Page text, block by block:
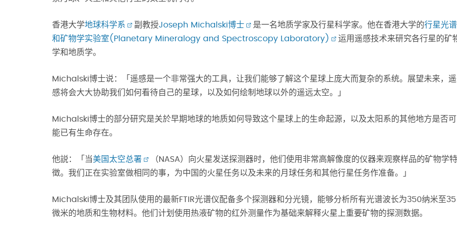
香港大学地球科学系 副教授Joseph Michalski博士 是一名地质学家及行星科学家。他在香港大学的行星光谱
和矿物学实验室(Planetary Mineralogy and Spectroscopy Laboratory)
运用遥感技术来研究各行星的矿
学和地质学。
Michalski博士说：「遥感是一个非常强大的工具，让我们能够了解这个星球上庞大而复杂的系统。展望未来，遥
感将会大大协助我们如何看待自己的星球，以及如何绘制地球以外的遥远太空。」
Michalski博士的部分研究是关於早期地球的地质如何导致这个星球上的生命起源，以及太阳系的其他地方是否可
能已有生命存在。
他説：「当美国太空总署
（NASA）向火星发送探测器时，他们使用非常高解像度的仪器来观察样品的矿物学特
徵。我们正在实验室做相同的事，为中国的火星任务以及未来的月球任务和其他行星任务作准备。」
Michalski博士及其团队使用的最新FTIR光谱仪配备多个探测器和分光镜，能够分析所有光谱波长为350纳米至35
微米的地质和生物材料。他们计划使用热液矿物的红外测量作为基础来解释火星上重要矿物的探测数据。